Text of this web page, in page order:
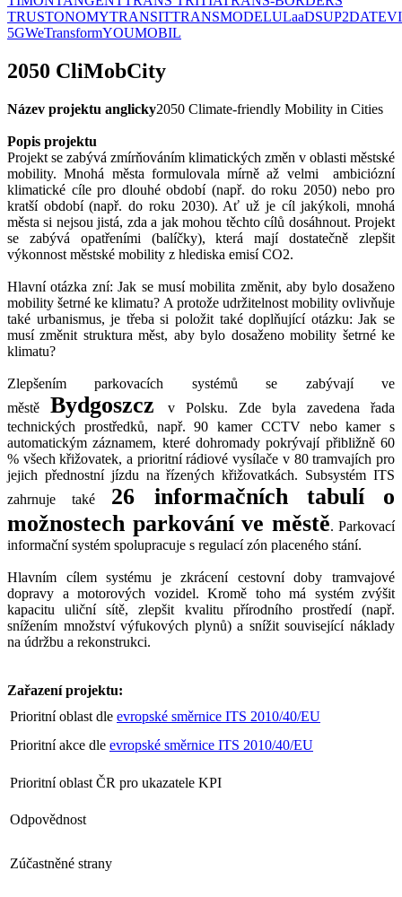
TRUSTONOMYTRANSITTRANSMODELULaaDSUP2DATE
5GWeTransformYOUMOBIL
2050 CliMobCity
Název projektu anglicky2050 Climate-friendly Mobility in Cities
Popis projektu
Projekt se zabývá zmírňováním klimatických změn v oblasti městské
mobility. Mnohá města formulovala mírně až velmi ambiciózní
klimatické cíle pro dlouhé období (např. do roku 2050) nebo pro
kratší období (např. do roku 2030). Ať už je cíl jakýkoli, mnohá
města si nejsou jistá, zda a jak mohou těchto cílů dosáhnout. Projekt
se zabývá opatřeními (balíčky), která mají dostatečně zlepšit
výkonnost městské mobility z hlediska emisí CO2.
Hlavní otázka zní: Jak se musí mobilita změnit, aby bylo dosaženo
mobility šetrné ke klimatu? A protože udržitelnost mobility ovlivňuje
také urbanismus, je třeba si položit také doplňující otázku: Jak se
musí změnit struktura měst, aby bylo dosaženo mobility šetrné ke
klimatu?
Zlepšením parkovacích systémů se zabývají ve
městě Bydgoszcz
v Polsku. Zde byla zavedena řada
technických prostředků, např. 90 kamer CCTV nebo kamer s
automatickým záznamem, které dohromady pokrývají přibližně 60
% všech křižovatek, a prioritní rádiové vysílače v 80 tramvajích pro
jejich přednostní jízdu na řízených křižovatkách. Subsystém ITS
zahrnuje také 26 informačních tabulí o
možnostech parkování ve městě. Parkovací
informační systém spolupracuje s regulací zón placeného stání.
Hlavním cílem systému je zkrácení cestovní doby tramvajové
dopravy a motorových vozidel. Kromě toho má systém zvýšit
kapacitu uliční sítě, zlepšit kvalitu přírodního prostředí (např.
snížením množství výfukových plynů) a snížit související náklady
na údržbu a rekonstrukci.
Zařazení projektu:
Prioritní oblast dle evropské směrnice ITS 2010/40/EU
Prioritní akce dle evropské směrnice ITS 2010/40/EU
Prioritní oblast ČR pro ukazatele KPI
Odpovědnost
Zúčastněné strany